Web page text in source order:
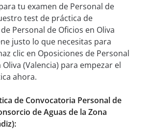
tu examen de Personal de
test de práctica de
Personal de Oficios en Oliva
justo lo que necesitas para
clic en Oposiciones de Personal
Oliva (Valencia) para empezar el
ahora.
de Convocatoria Personal de
de Aguas de la Zona